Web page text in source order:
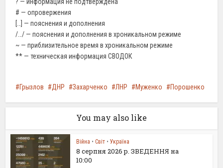
# — опровержения
[…] — пояснения и дополнения
/…/ — пояснения и дополнения в хроникальном режиме
~ — приблизительное время в хроникальном режиме
** — техническая информация СВОДОК
Грызлов ДНР Захарченко ЛНР Муженко Порошенко
You may also like
Війна • Світ • Україна
8 серпня 2026 р. ЗВЕДЕННЯ на
10:00